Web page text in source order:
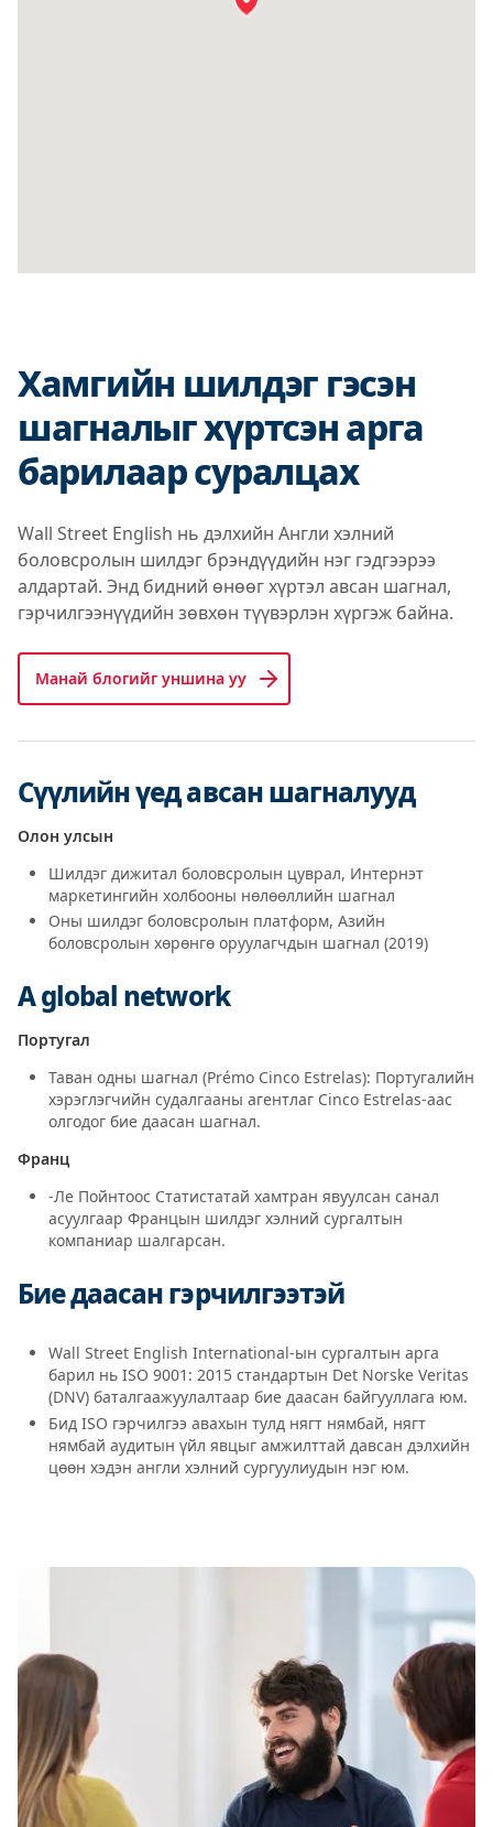
Хамгийн шилдэг гэсэн
шагналыг хүртсэн арга
барилаар суралцах
Wall Street English нь дэлхийн Англи хэлний
боловсролын шилдэг брэндүүдийн нэг гэдгээрээ
алдартай. Энд бидний өнөөг хүртэл авсан шагнал,
гэрчилгээнүүдийн зөвхөн түүвэрлэн хүргэж байна.
Манай блогийг уншина уу
Сүүлийн үед авсан шагналууд
Олон улсын
Шилдэг дижитал боловсролын цуврал, Интернэт
маркетингийн холбооны нөлөөллийн шагнал
Оны шилдэг боловсролын платформ, Азийн
боловсролын хөрөнгө оруулагчдын шагнал (2019)
A global network
Португал
Таван одны шагнал (Prémo Cinco Estrelas): Португалийн
хэрэглэгчийн судалгааны агентлаг Cinco Estrelas-аас
олгодог бие даасан шагнал.
Франц
-Ле Пойнтоос Статистатай хамтран явуулсан санал
асуулгаар Францын шилдэг хэлний сургалтын
компаниар шалгарсан.
Бие даасан гэрчилгээтэй
Wall Street English International-ын сургалтын арга
барил нь ISO 9001: 2015 стандартын Det Norske Veritas
(DNV) баталгаажуулалтаар бие даасан байгууллага юм.
Бид ISO гэрчилгээ авахын тулд нягт нямбай, нягт
нямбай аудитын үйл явцыг амжилттай давсан дэлхийн
цөөн хэдэн англи хэлний сургуулиудын нэг юм.